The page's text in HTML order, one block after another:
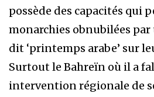
possède des capacités qui
monarchies obnubilées
dit ‘printemps arabe’ sur
Surtout le Bahreïn où il a
intervention régionale de